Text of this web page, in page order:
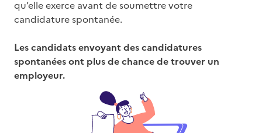
qu’elle exerce avant de soumettre votre
candidature spontanée.
Les candidats envoyant des candidatures
spontanées ont plus de chance de trouver un
employeur.